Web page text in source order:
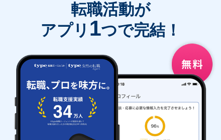
転職活動が
アプリ 1つで完結！